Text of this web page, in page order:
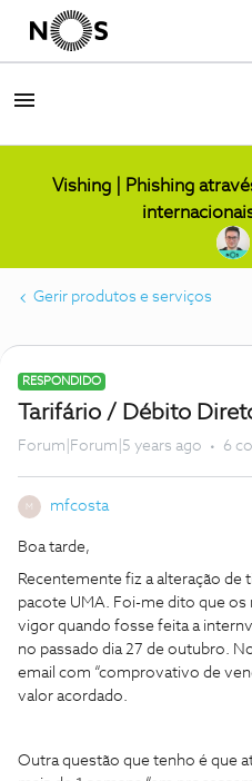
Vishing | Phishing
Gerir produtos e serviços
RESPONDIDO
Tarifário / Débito
Forum|Forum|5 years ago 6
M mfcosta
Boa tarde,
Recentemente fiz a alteração de
pacote UMA. Foi-me dito que
vigor quando fosse feita a
no passado dia 27 de outubro.
email com “comprovativo de
valor acordado.
Outra questão que tenho é que